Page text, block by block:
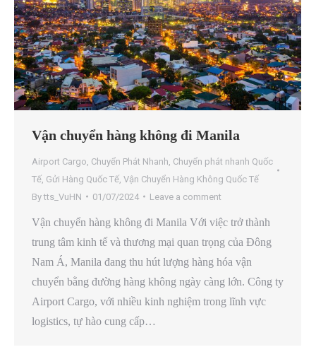
Vận chuyển hàng không đi Manila
Airport Cargo Chuyển Phát Nhanh Chuyển phát nhanh Quốc
Tế Gửi Hàng Quốc Tế Vận Chuyển Hàng Không Quốc Tế
Bytts_VuHN 01/07/2024 Leave a comment
Vận chuyển hàng không đi Manila Với việc trở thành
trung tâm kinh tế và thương mại quan trọng của Đông
Nam Á, Manila đang thu hút lượng hàng hóa vận
chuyển bằng đường hàng không ngày càng lớn. Công ty
Airport Cargo, với nhiều kinh nghiệm trong lĩnh vực
logistics, tự hào cung cấp…